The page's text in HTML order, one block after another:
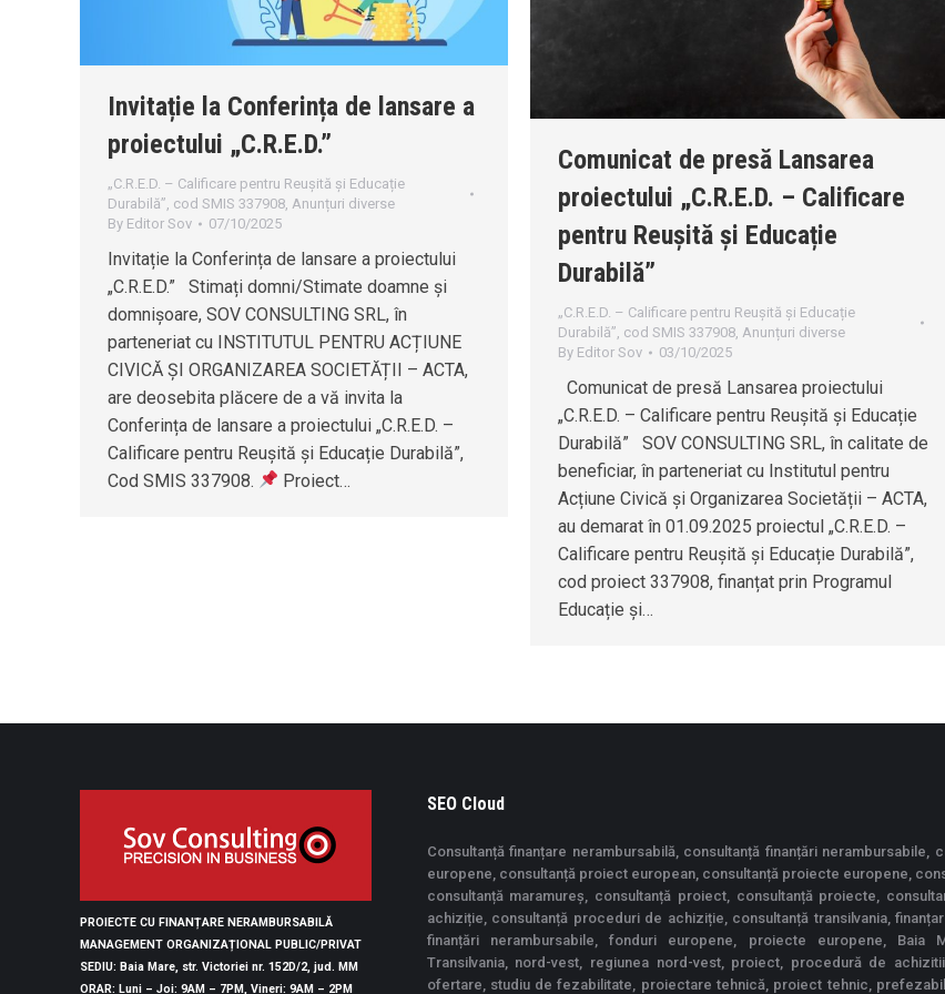
Invitație la Conferința de lansare a
proiectului „C.R.E.D.”
„C.R.E.D. – Calificare pentru Reușită și Educație
Durabilă”, cod SMIS 337908 Anunțuri diverse
By Editor Sov 07/10/2025
Invitație la Conferința de lansare a proiectului
„C.R.E.D.” Stimați domni/Stimate doamne și
domnișoare, SOV CONSULTING SRL, în
parteneriat cu INSTITUTUL PENTRU ACȚIUNE
CIVICĂ ȘI ORGANIZAREA SOCIETĂȚII – ACTA,
are deosebita plăcere de a vă invita la
Conferința de lansare a proiectului „C.R.E.D. –
Calificare pentru Reușită și Educație Durabilă”,
Cod SMIS 337908.
Proiect…
Comunicat de presă Lansarea
proiectului „C.R.E.D. – Calificare
pentru Reușită și Educație
Durabilă”
„C.R.E.D. – Calificare pentru Reușită și Educație
Durabilă”, cod SMIS 337908 Anunțuri diverse
By Editor Sov 03/10/2025
Comunicat de presă Lansarea proiectului
„C.R.E.D. – Calificare pentru Reușită și Educație
Durabilă” SOV CONSULTING SRL, în calitate de
beneficiar, în parteneriat cu Institutul pentru
Acțiune Civică și Organizarea Societății – ACTA,
au demarat în 01.09.2025 proiectul „C.R.E.D. –
Calificare pentru Reușită și Educație Durabilă”,
cod proiect 337908, finanțat prin Programul
Educație și…
PROIECTE CU FINANȚARE NERAMBURSABILĂ
MANAGEMENT ORGANIZAȚIONAL PUBLIC/PRIVAT
SEDIU: Baia Mare, str. Victoriei nr. 152D/2, jud. MM
ORAR: Luni – Joi: 9AM – 7PM, Vineri: 9AM – 2PM
SEO Cloud
Consultanță finanțare nerambursabilă, consultanță finanțări nerambursabile,
europene, consultanță proiect european, consultanță proiecte europene,
consultanță maramureș, consultanță proiect, consultanță proiecte,
achiziție, consultanță proceduri de achiziție, consultanță transilvania,
finanțări nerambursabile, fonduri europene, proiecte europene, Baia
Transilvania, nord-vest, regiunea nord-vest, proiect, procedură de
ofertare, studiu de fezabilitate, proiectare tehnică, proiect tehnic,